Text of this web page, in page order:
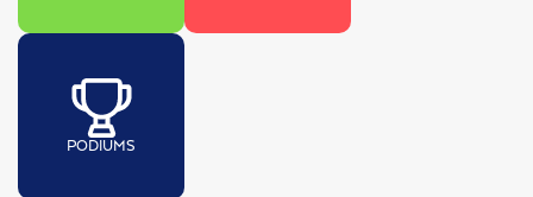
PODIUMS